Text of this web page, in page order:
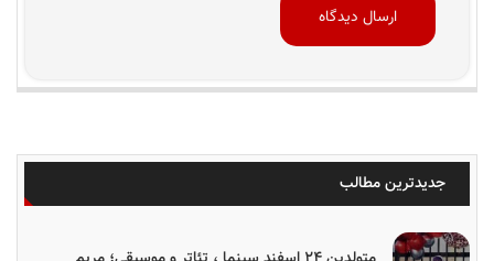
جدیدترین مطالب